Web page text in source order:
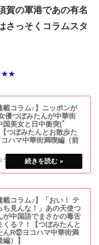
賀の軍港であの有名
さっそくコラムスタ
載コラム♪】ニッポンが
優つぼみたんが中華街
国美女と日中衝突(ﾟ
つぼみたんとお散歩た
ハマ中華街満喫編（前
ラム「つぼみたんとお散歩たん
最近中国語を勉強中のつぼみ
コハマ中華街で中国人とナマ会
載コラム♪】「おい！ テ
ち見んな！」あの天使つ
が中国語でまさかの毒舌
くる？！【つぼみたんと
んR⑫ヨコハマ中華街満
）】